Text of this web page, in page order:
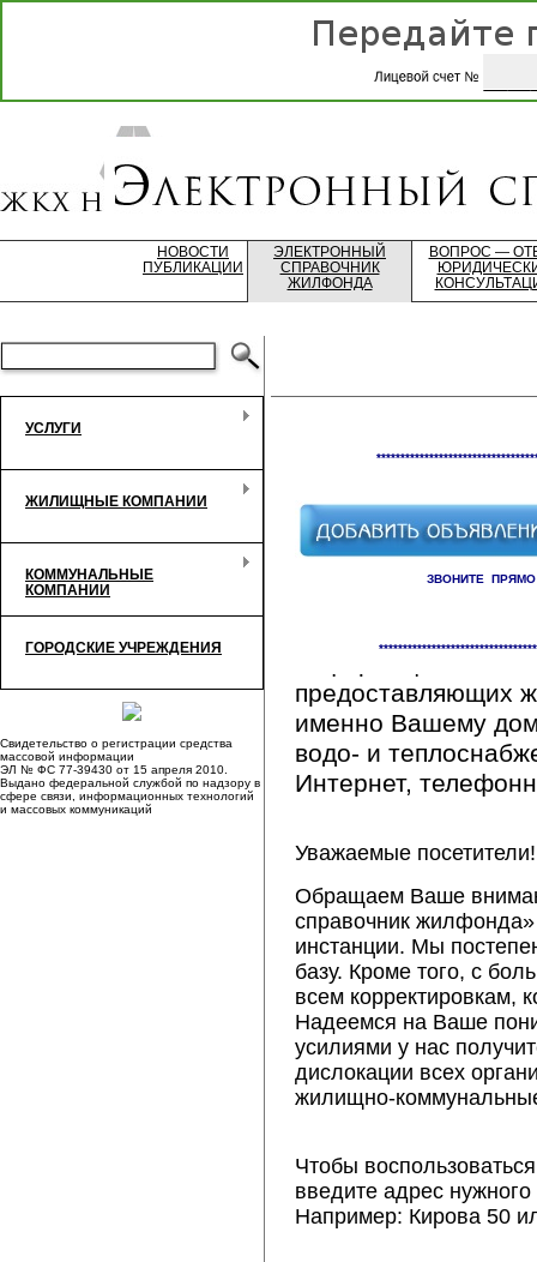
НОВОСТИ
ПУБЛИКАЦИИ
ЭЛЕКТРОННЫЙ
СПРАВОЧНИК
ЖИЛФОНДА
ВОПРОС —
УСЛУГИ
ЖИЛИЩНЫЕ КОМПАНИИ
КОММУНАЛЬНЫЕ
КОМПАНИИ
ГОРОДСКИЕ УЧРЕЖДЕНИЯ
Свидетельство о регистрации средства
массовой информации
ЭЛ № ФС 77-39430 от 15 апреля 2010.
Выдано федеральной службой по надзору в
сфере связи, информационных технологий
и массовых коммуникаций
ЗВОНИТЕ
предоставляющих
именно Вашему
водо- и
Интернет,
Уважаемые посетители!
Обращаем Ваше
справочник
инстанции. Мы
базу. Кроме того, с
всем корректировкам,
Надеемся на Ваше
усилиями у нас
дислокации всех
жилищно-
Чтобы
введите адрес
Например: Кирова 50